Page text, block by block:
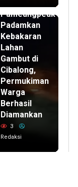
Pameungpeuk
Padamkan
Kebakaran
Lahan
Gambut di
Cibalong,
Permukiman
Warga
Berhasil
Diamankan
3
Redaksi